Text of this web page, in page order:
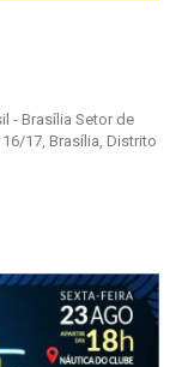
- Brasília Setor de
17, Brasília, Distrito